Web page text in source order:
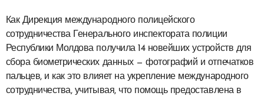
Как Дирекция международного полицейского
сотрудничества Генерального инспектората полиции
Республики Молдова получила 14 новейших устройств для
сбора биометрических данных — фотографий и отпечатков
пальцев, и как это влияет на укрепление международного
сотрудничества, учитывая, что помощь предоставлена в